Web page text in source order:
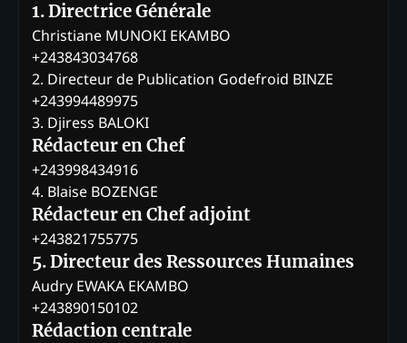
1. Directrice Générale
Christiane MUNOKI EKAMBO
+243843034768
2. Directeur de Publication Godefroid BINZE
+243994489975
3. Djiress BALOKI
Rédacteur en Chef
+243998434916
4. Blaise BOZENGE
Rédacteur en Chef adjoint
+243821755775
5. Directeur des Ressources Humaines
Audry EWAKA EKAMBO
+243890150102
Rédaction centrale